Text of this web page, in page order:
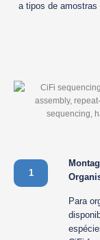
a tipos de
1
Para